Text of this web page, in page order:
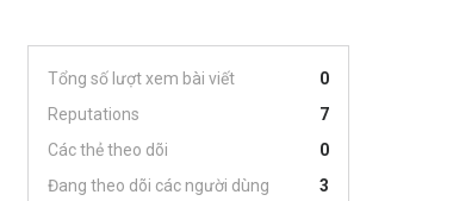
Tổng số lượt xem bài viết
0
Reputations
7
Các thẻ theo dõi
0
Đang theo dõi các người dùng
3